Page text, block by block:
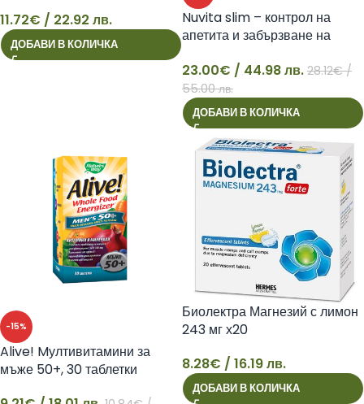
11
11.72€ / 22.92 лв.
ДОБАВИ В КОЛИЧКА
23
Nuvita slim – контрол на
апетита и забързване на
23.00€ / 44.98 лв. 28.12€/
55.00 лв.
ДОБАВИ В КОЛИЧКА
-15%
Alive! Mултивитамини за
мъже 50+, 30 таблетки
8
Биолектра Магнезий с лимон
243 мг х20
8.28€ / 16.19 лв.
ДОБАВИ В КОЛИЧКА